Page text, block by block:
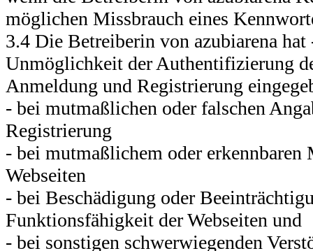
möglichen Missbrauch eines
3.4 Die Betreiberin von azubiarena
Unmöglichkeit der Authentifizierung
Anmeldung und Registrierung
- bei mutmaßlichen oder falschen
Registrierung
- bei mutmaßlichem oder erkennbaren
Webseiten
- bei Beschädigung oder
Funktionsfähigkeit der Webseiten und
- bei sonstigen schwerwiegenden